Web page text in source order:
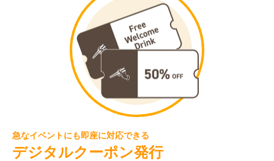
急なイベントにも即座に対応できる
デジタルクーポン発行